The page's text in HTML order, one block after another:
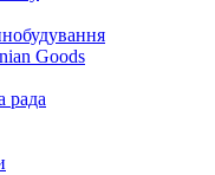
Goods
рада